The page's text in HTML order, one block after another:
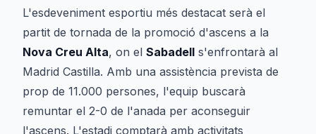
L'esdeveniment esportiu més destacat serà el
partit de tornada de la promoció d'ascens a la
Nova Creu Alta, on el Sabadell s'enfrontarà al
Madrid Castilla. Amb una assistència prevista de
prop de 11.000 persones, l'equip buscarà
remuntar el 2-0 de l'anada per aconseguir
l'ascens. L'estadi comptarà amb activitats